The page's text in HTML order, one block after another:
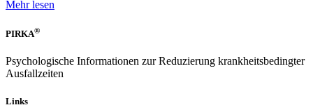
Mehr lesen
PIRKA®
Psychologische Informationen zur Reduzierung krankheitsbedingter
Ausfallzeiten
Links